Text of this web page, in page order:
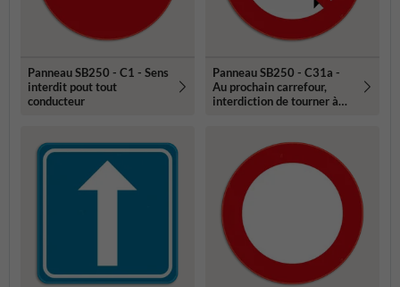
Panneau SB250 - C1 - Sens
interdit pout tout
conducteur
Panneau SB250 - C31a -
Au prochain carrefour,
interdiction de tourner à